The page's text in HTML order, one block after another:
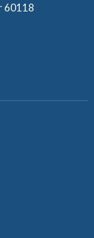
60118